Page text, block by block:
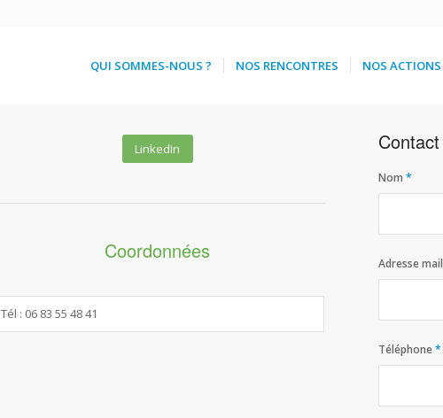
QUI SOMMES-NOUS ? NOS RENCONTRES NOS ACTIONS
LinkedIn
Coordonnées
Tél : 06 83 55 48 41
Contact
Nom *
Adresse mail
Téléphone*